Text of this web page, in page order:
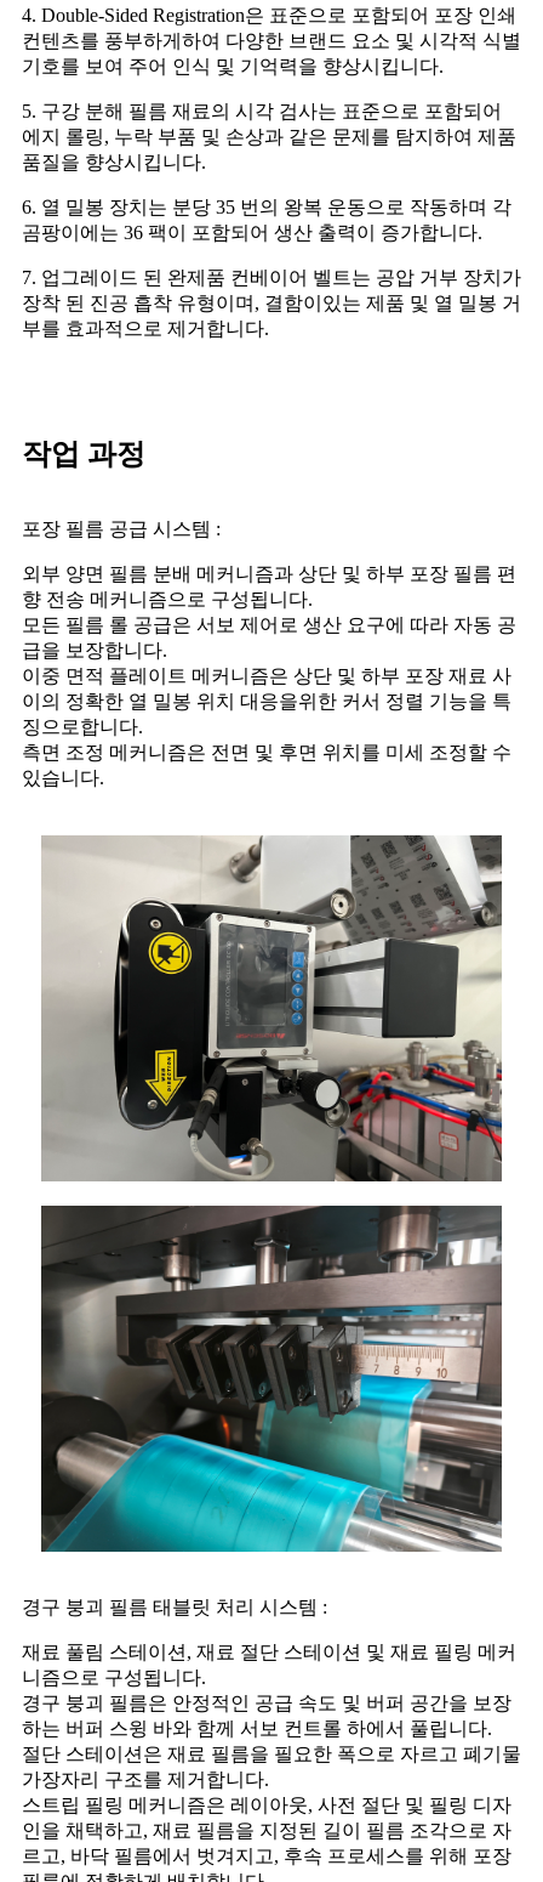
4. Double-Sided Registration은 표준으로 포함되어 포장 인쇄
컨텐츠를 풍부하게하여 다양한 브랜드 요소 및 시각적 식별
기호를 보여 주어 인식 및 기억력을 향상시킵니다.
5. 구강 분해 필름 재료의 시각 검사는 표준으로 포함되어
에지 롤링, 누락 부품 및 손상과 같은 문제를 탐지하여 제품
품질을 향상시킵니다.
6. 열 밀봉 장치는 분당 35 번의 왕복 운동으로 작동하며 각
곰팡이에는 36 팩이 포함되어 생산 출력이 증가합니다.
7. 업그레이드 된 완제품 컨베이어 벨트는 공압 거부 장치가
장착 된 진공 흡착 유형이며, 결함이있는 제품 및 열 밀봉 거
부를 효과적으로 제거합니다.
작업 과정
포장 필름 공급 시스템 :
외부 양면 필름 분배 메커니즘과 상단 및 하부 포장 필름 편
향 전송 메커니즘으로 구성됩니다.
모든 필름 롤 공급은 서보 제어로 생산 요구에 따라 자동 공
급을 보장합니다.
이중 면적 플레이트 메커니즘은 상단 및 하부 포장 재료 사
이의 정확한 열 밀봉 위치 대응을위한 커서 정렬 기능을 특
징으로합니다.
측면 조정 메커니즘은 전면 및 후면 위치를 미세 조정할 수
있습니다.
경구 붕괴 필름 태블릿 처리 시스템 :
재료 풀림 스테이션, 재료 절단 스테이션 및 재료 필링 메커
니즘으로 구성됩니다.
경구 붕괴 필름은 안정적인 공급 속도 및 버퍼 공간을 보장
하는 버퍼 스윙 바와 함께 서보 컨트롤 하에서 풀립니다.
절단 스테이션은 재료 필름을 필요한 폭으로 자르고 폐기물
가장자리 구조를 제거합니다.
스트립 필링 메커니즘은 레이아웃, 사전 절단 및 필링 디자
인을 채택하고, 재료 필름을 지정된 길이 필름 조각으로 자
르고, 바닥 필름에서 벗겨지고, 후속 프로세스를 위해 포장